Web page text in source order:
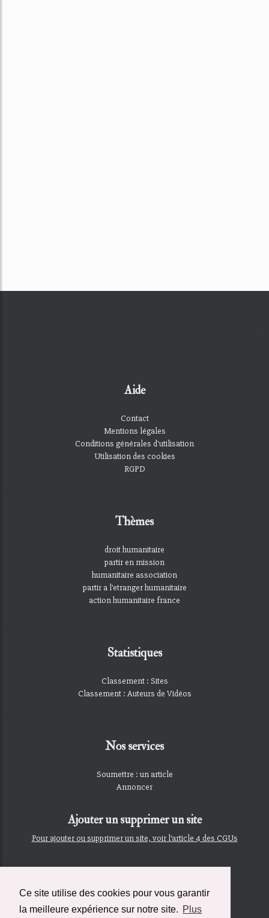
Ce site utilise des cookies pour vous garantir
la meilleure expérience sur notre site. Plus
Aide
Contact
Mentions légales
Conditions générales d'utilisation
Utilisation des cookies
RGPD
Thèmes
droit humanitaire
partir en mission
humanitaire association
partir a l'etranger humanitaire
action humanitaire france
Statistiques
Classement : Sites
Classement : Auteurs de Vidéos
Nos services
Soumettre : un article
Annoncer
Ajouter un supprimer un site
Pour ajouter ou supprimer un site, voir l'article 4 des CGUs
Contact
Contact à propos de cette page